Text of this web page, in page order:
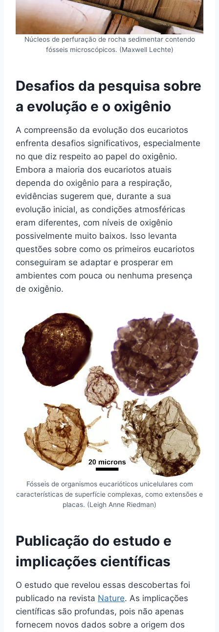
Núcleos de perfuração de rocha sedimentar contendo
fósseis microscópicos. (Maxwell Lechte)
Desafios da pesquisa sobre
a evolução e o oxigênio
A compreensão da evolução dos eucariotos
enfrenta desafios significativos, especialmente
no que diz respeito ao papel do oxigênio.
Embora a maioria dos eucariotos atuais
dependa do oxigênio para a respiração,
evidências sugerem que, durante a sua
evolução inicial, as condições atmosféricas
eram diferentes, com níveis de oxigênio
possivelmente muito baixos. Isso levanta
questões sobre como os primeiros eucariotos
conseguiram se adaptar e prosperar em
ambientes com pouca ou nenhuma presença
de oxigênio.
Fósseis de organismos eucarióticos unicelulares com
características de superfície complexas, como extensões e
placas. (Leigh Anne Riedman)
Publicação do estudo e
implicações científicas
O estudo que revelou essas descobertas foi
publicado na revista Nature. As implicações
científicas são profundas, pois não apenas
fornecem novos dados sobre a origem dos